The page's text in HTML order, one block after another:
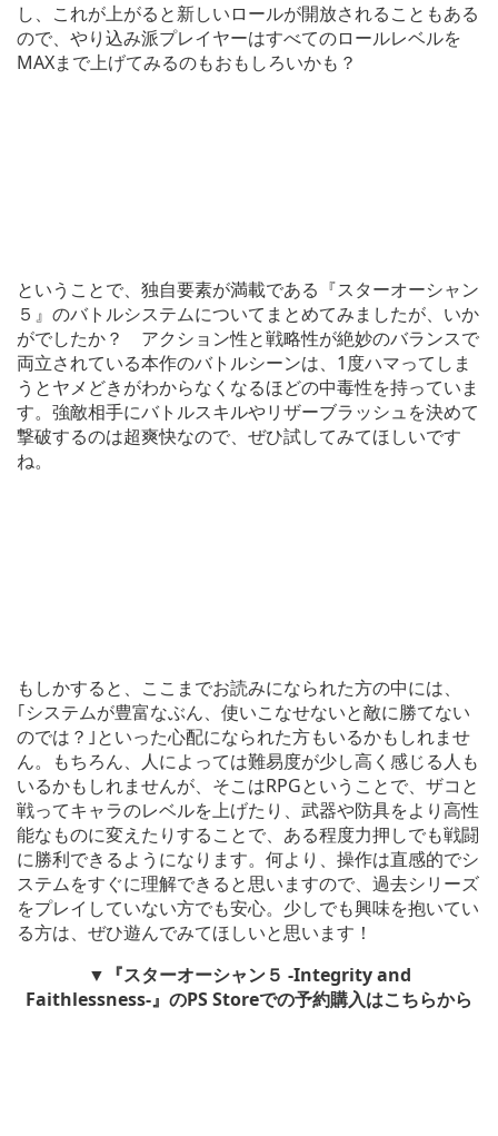
し、これが上がると新しいロールが開放されることもある
ので、やり込み派プレイヤーはすべてのロールレベルを
MAXまで上げてみるのもおもしろいかも？
ということで、独自要素が満載である『スターオーシャン
５』のバトルシステムについてまとめてみましたが、いか
がでしたか？ アクション性と戦略性が絶妙のバランスで
両立されている本作のバトルシーンは、1度ハマってしま
うとヤメどきがわからなくなるほどの中毒性を持っていま
す。強敵相手にバトルスキルやリザーブラッシュを決めて
撃破するのは超爽快なので、ぜひ試してみてほしいです
ね。
もしかすると、ここまでお読みになられた方の中には、
｢システムが豊富なぶん、使いこなせないと敵に勝てない
のでは？｣といった心配になられた方もいるかもしれませ
ん。もちろん、人によっては難易度が少し高く感じる人も
いるかもしれませんが、そこはRPGということで、ザコと
戦ってキャラのレベルを上げたり、武器や防具をより高性
能なものに変えたりすることで、ある程度力押しでも戦闘
に勝利できるようになります。何より、操作は直感的でシ
ステムをすぐに理解できると思いますので、過去シリーズ
をプレイしていない方でも安心。少しでも興味を抱いてい
る方は、ぜひ遊んでみてほしいと思います！
▼『スターオーシャン５ -Integrity and
Faithlessness-』のPS Storeでの予約購入はこちらから